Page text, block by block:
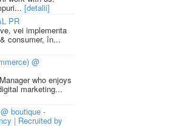
[detalii]
PR
vei implementa
consumer, în...
@
who enjoys
marketing...
boutique -
| Recruited by